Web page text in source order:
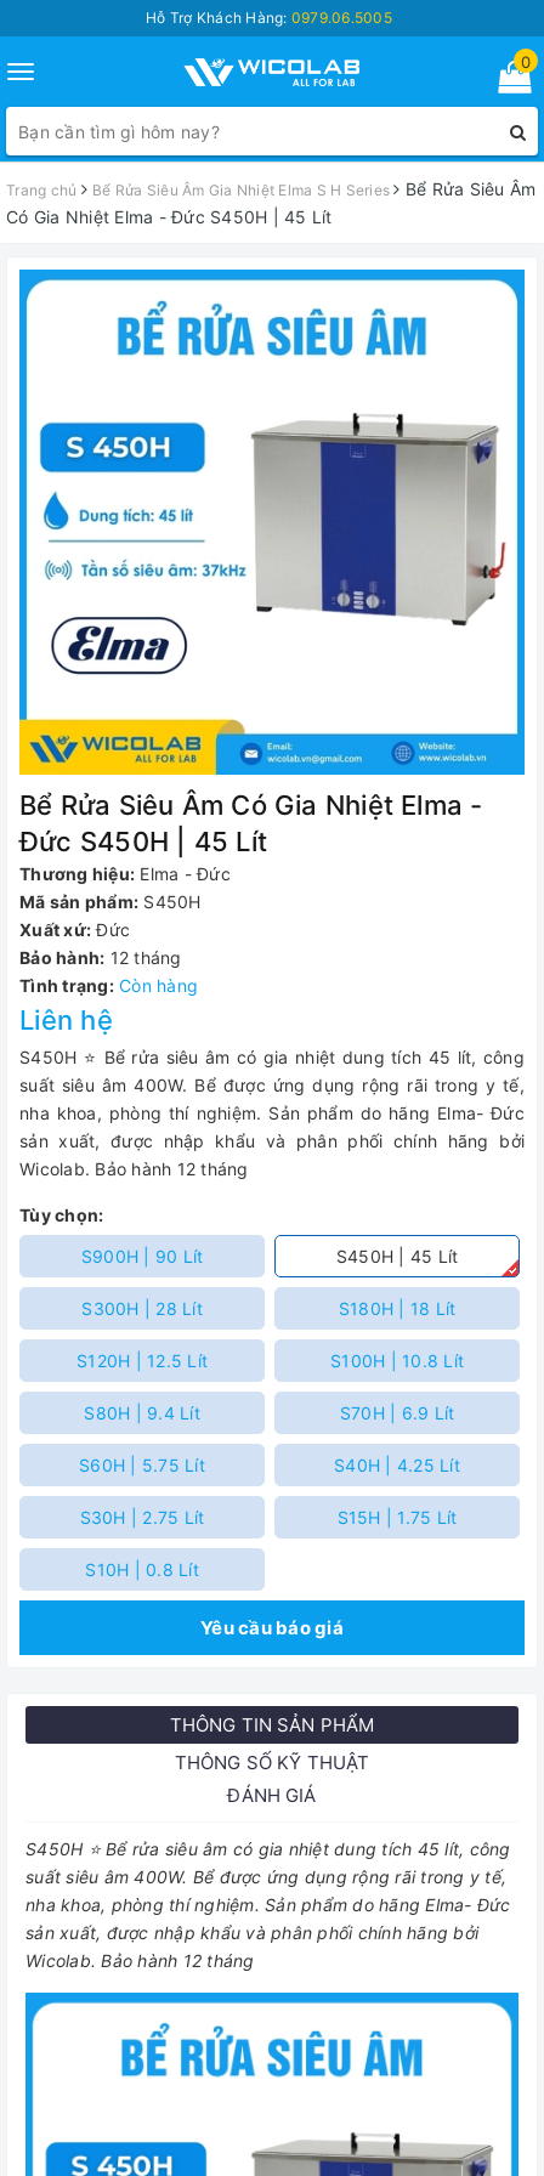
Hỗ Trợ Khách Hàng: 0979.06.5005
Toggle
navigation
0
Trang chủ Bể Rửa Siêu Âm Gia Nhiệt Elma S H Series
Bể Rửa Siêu Âm
Có Gia Nhiệt Elma - Đức S450H | 45 Lít
Bể Rửa Siêu Âm Có Gia Nhiệt Elma -
Đức S450H | 45 Lít
Thương hiệu: Elma - Đức
Mã sản phẩm: S450H
Xuất xứ: Đức
Bảo hành: 12 tháng
Tình trạng: Còn hàng
Liên hệ
S450H ⭐ Bể rửa siêu âm có gia nhiệt dung tích 45 lít, công
suất siêu âm 400W. Bể được ứng dụng rộng rãi trong y tế,
nha khoa, phòng thí nghiệm. Sản phẩm do hãng Elma- Đức
sản xuất, được nhập khẩu và phân phối chính hãng bởi
Wicolab. Bảo hành 12 tháng
Tùy chọn:
S900H | 90 Lít
S450H | 45 Lít
S300H | 28 Lít S180H | 18 Lít
S120H | 12.5 Lít S100H | 10.8 Lít
S80H | 9.4 Lít S70H | 6.9 Lít
S60H | 5.75 Lít S40H | 4.25 Lít
S30H | 2.75 Lít S15H | 1.75 Lít
S10H | 0.8 Lít
Yêu cầu báo giá
THÔNG TIN SẢN PHẨM
THÔNG SỐ KỸ THUẬT
ĐÁNH GIÁ
S450H ⭐ Bể rửa siêu âm có gia nhiệt dung tích 45 lít, công
suất siêu âm 400W. Bể được ứng dụng rộng rãi trong y tế,
nha khoa, phòng thí nghiệm. Sản phẩm do hãng Elma- Đức
sản xuất, được nhập khẩu và phân phối chính hãng bởi
Wicolab. Bảo hành 12 tháng